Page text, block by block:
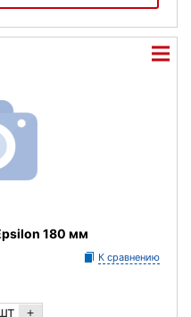
180 мм
К сравнению
+